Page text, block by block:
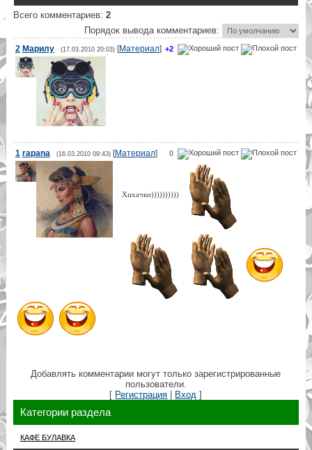
Всего комментариев: 2
Порядок вывода комментариев:
+2
2 Марилу (17.03.2010 20:03)[Материал]
0
1 rapana (16.03.2010 09:43)[Материал]
Хихачки))))))))))
Добавлять комментарии могут только зарегистрированные
пользователи.
[ Регистрация | Вход ]
Категории раздела
КАФЕ БУЛАВКА